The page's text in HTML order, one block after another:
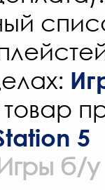
5
б/у